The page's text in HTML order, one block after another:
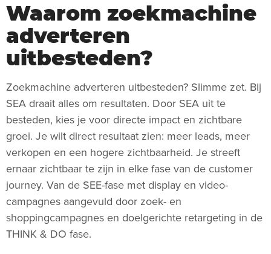
Waarom zoekmachine
adverteren
uitbesteden?
Zoekmachine adverteren uitbesteden? Slimme zet. Bij
SEA draait alles om resultaten. Door SEA uit te
besteden, kies je voor directe impact en zichtbare
groei. Je wilt direct resultaat zien: meer leads, meer
verkopen en een hogere zichtbaarheid. Je streeft
ernaar zichtbaar te zijn in elke fase van de customer
journey. Van de SEE-fase met display en video-
campagnes aangevuld door zoek- en
shoppingcampagnes en doelgerichte retargeting in de
THINK & DO fase.